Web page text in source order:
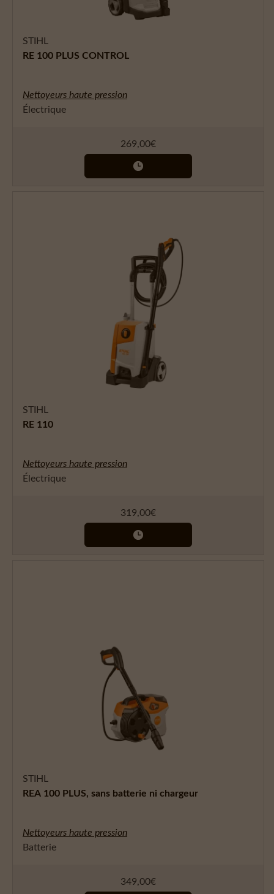
STIHL
RE 100 PLUS CONTROL
Nettoyeurs haute pression
Électrique
269,00€
STIHL
RE 110
Nettoyeurs haute pression
Électrique
319,00€
STIHL
REA 100 PLUS, sans batterie ni chargeur
Nettoyeurs haute pression
Batterie
349,00€